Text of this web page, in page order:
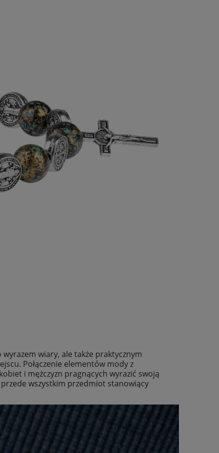
wiary, ale także praktycznym
Połączenie elementów mody z
i mężczyzn pragnących wyrazić swoją
wszystkim przedmiot stanowiący